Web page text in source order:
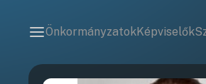
ÖnkormányzatokKépviselők